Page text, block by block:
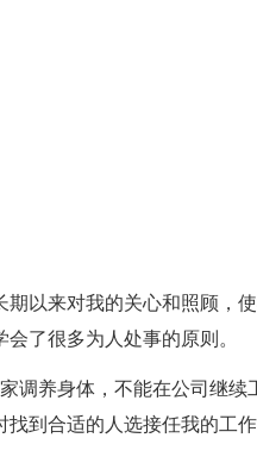
期以来对我的关心和照顾，
了很多为人处事的原则。
调养身体，不能在公司继
到合适的人选接任我的工作